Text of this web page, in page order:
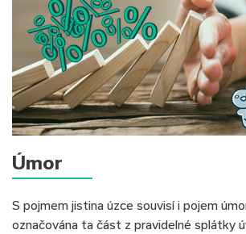
Úmor
S pojmem jistina úzce souvisí i pojem
označována ta část z pravidelné splátky